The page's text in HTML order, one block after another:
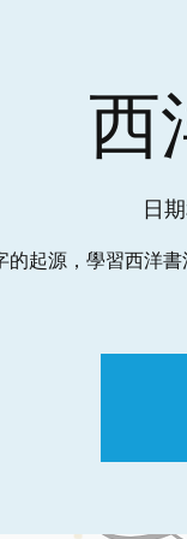
西
日
的起源，學習西洋